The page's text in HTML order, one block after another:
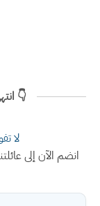
👇
لا
انضم الآن إلى